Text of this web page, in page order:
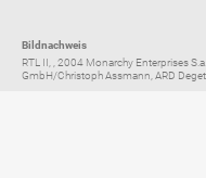
Bildnachweis
RTL II, , 2004 Monarchy Enterprises
GmbH/Christoph Assmann, ARD